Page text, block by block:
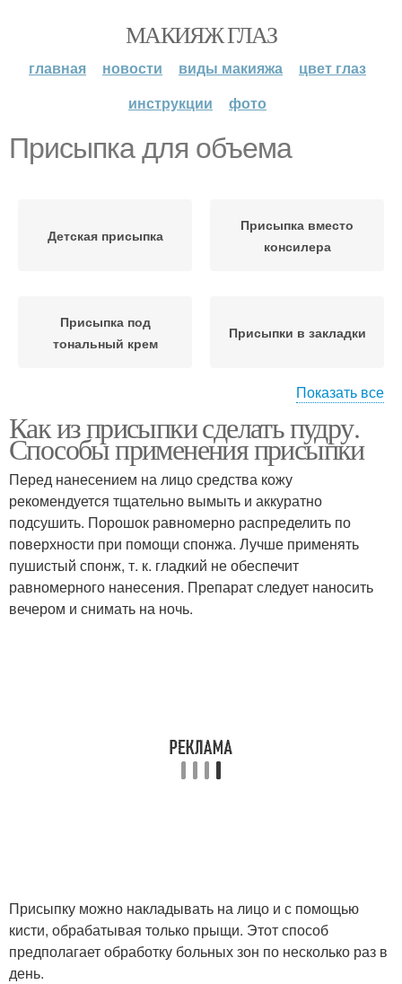
МАКИЯЖ ГЛАЗ
главная новости виды макияжа
цвет глаз
инструкции
фото
Присыпка для объема
Детская присыпка
Присыпка вместо
консилера
Присыпка под
тональный крем
Присыпки в закладки
Присыпка в макияже Пудра для объема
Порошок для объема
Показать все
Как из присыпки сделать пудру.
Способы применения присыпки
Перед нанесением на лицо средства кожу
рекомендуется тщательно вымыть и аккуратно
подсушить. Порошок равномерно распределить по
поверхности при помощи спонжа. Лучше применять
пушистый спонж, т. к. гладкий не обеспечит
равномерного нанесения. Препарат следует наносить
вечером и снимать на ночь.
Присыпку можно накладывать на лицо и с помощью
кисти, обрабатывая только прыщи. Этот способ
предполагает обработку больных зон по несколько раз в
день.